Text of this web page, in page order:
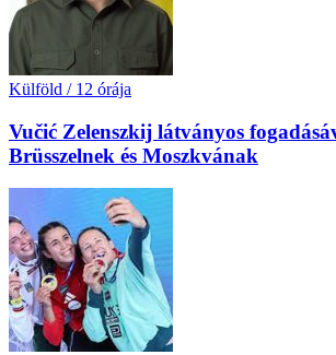
Külföld / 12 órája
Vučić Zelenszkij látványos
Brüsszelnek és Moszkvának